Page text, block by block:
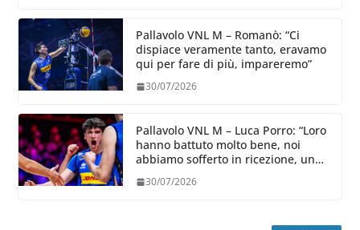
Pallavolo VNL M – Romanò: “Ci
dispiace veramente tanto, eravamo
qui per fare di più, impareremo”
30/07/2026
Pallavolo VNL M – Luca Porro: “Loro
hanno battuto molto bene, noi
abbiamo sofferto in ricezione, uno
30/07/2026